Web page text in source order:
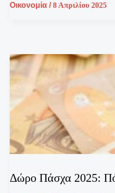
Οικονομία /8 Απριλίου 2025
Δώρο Πάσχα 2025: